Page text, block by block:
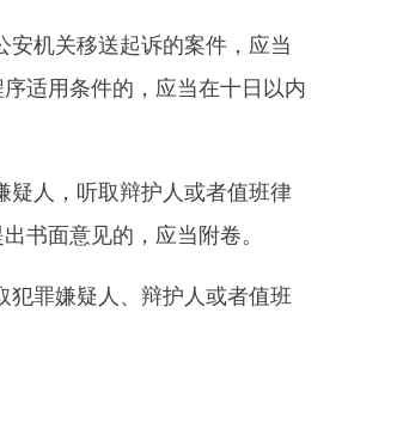
机关移送起诉的案件，应当
适用条件的，应当在十日以内
人，听取辩护人或者值班律
书面意见的，应当附卷。
罪嫌疑人、辩护人或者值班